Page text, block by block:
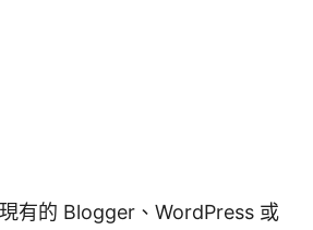
有的 Blogger、WordPress 或